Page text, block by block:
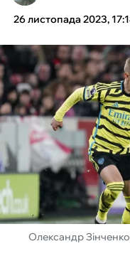
ТЕНІС
КІБЕРСПОРТ
ЧС-2026
ФУТЗАЛ
ІНШІ
БУКМЕКЕРИ
26 листопада 2023,
Олександр